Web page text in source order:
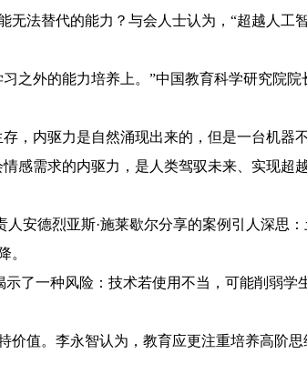
法替代的能力？与会人士认为，“超越人工
之外的能力培养上。”中国教育科学研究院院
，内驱力是自然涌现出来的，但是一台机器
感需求的内驱力，是人类驾驭未来、实现超
安德烈亚斯·施莱歇尔分享的案例引人深思
。
了一种风险：技术若使用不当，可能削弱学
价值。李永智认为，教育应更注重培养高阶思